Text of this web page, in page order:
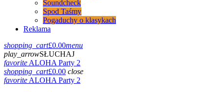
Soundcheck
Spod Taśmy
Pogaduchy o klasykach
Reklama
shopping_cart£0.00menu
play_arrowSŁUCHAJ
favoriteALOHA Party 2
shopping_cart£0.00 close
favoriteALOHA Party 2